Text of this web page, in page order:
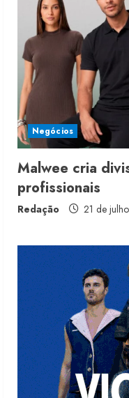
Negócios
Malwee cria
profissionais
Redação 21 de
6
3
Sou
5
5
4
Dia